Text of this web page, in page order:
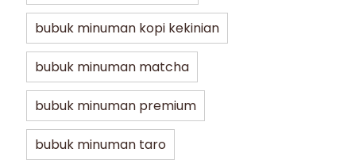
bubuk minuman kopi kekinian
bubuk minuman matcha
bubuk minuman premium
bubuk minuman taro